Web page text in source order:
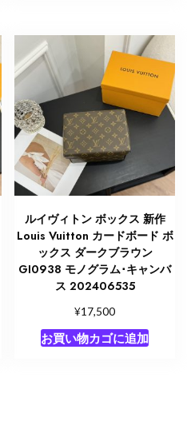
ルイヴィトン ボックス 新作
Louis Vuitton カードボード ボ
ックス ダークブラウン
GI0938 モノグラム･キャンバ
ス 202406535
¥17,500
お買い物カゴに追加